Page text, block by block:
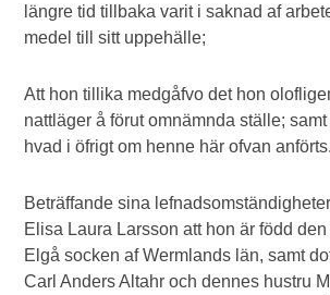
längre tid tillbaka varit i saknad af
medel till sitt uppehälle;
Att hon tillika medgåfvo det hon
nattläger å förut omnämnda ställe;
hvad i öfrigt om henne här ofvan anförts.
Beträffande sina
Elisa Laura Larsson att hon är född
Elgå socken af Wermlands län, samt
Carl Anders Altahr och dennes hustru